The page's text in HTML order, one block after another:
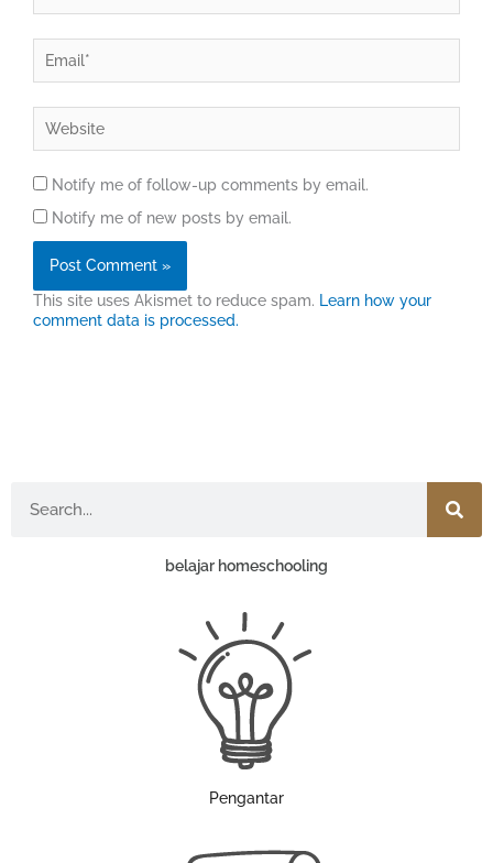
Notify me of follow-up comments by email.
Notify me of new posts by email.
This site uses Akismet to reduce spam. Learn how your
comment data is processed.
belajar homeschooling
Pengantar